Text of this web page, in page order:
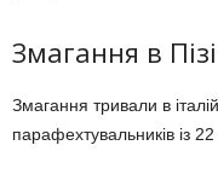
Змагання в Пізі
Змагання тривали в
парафехтувальників із 22